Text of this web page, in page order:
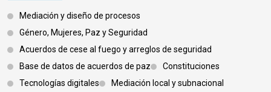
Mediación y diseño de procesos
Género, Mujeres, Paz y Seguridad
Acuerdos de cese al fuego y arreglos de seguridad
Base de datos de acuerdos de paz
Constituciones
Tecnologías digitales
Mediación local y subnacional